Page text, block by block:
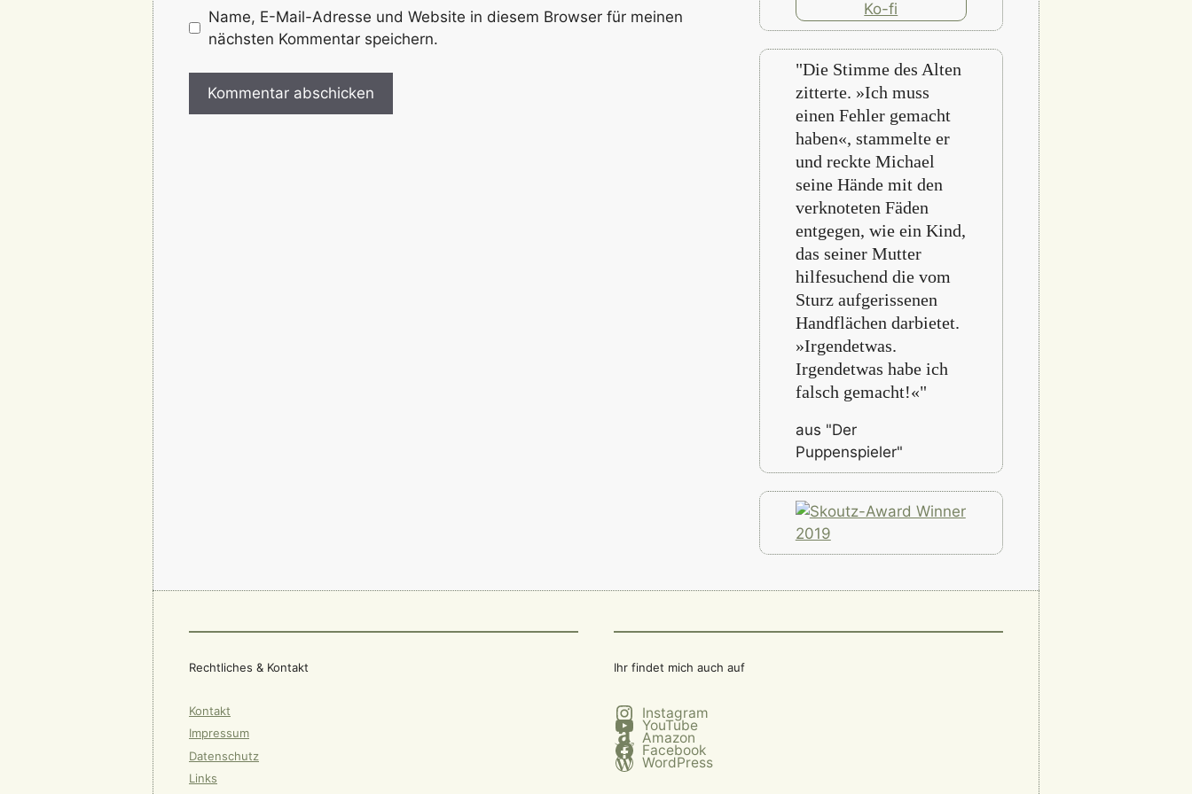
Name, E-Mail-Adresse und Website in diesem Browser für meinen
nächsten Kommentar speichern.
"Die Stimme des Alten
zitterte. »Ich muss
einen Fehler gemacht
haben«, stammelte er
und reckte Michael
seine Hände mit den
verknoteten Fäden
entgegen, wie ein Kind,
das seiner Mutter
hilfesuchend die vom
Sturz aufgerissenen
Handflächen darbietet.
»Irgendetwas.
Irgendetwas habe ich
falsch gemacht!«"
aus "Der
Puppenspieler"
Rechtliches & Kontakt
Kontakt
Impressum
Datenschutz
Links
Ihr findet mich auch auf
Instagram
YouTube
Amazon
Facebook
WordPress